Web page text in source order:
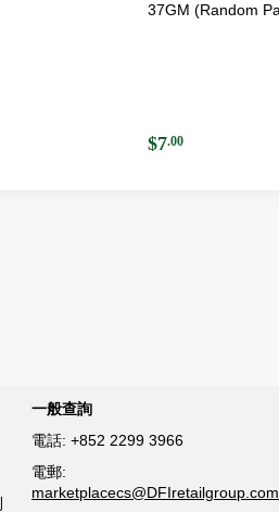
37GM (Random
$7.00
一般查詢
電話: +852 2299 3966
電郵:
marketplacecs@DFIretailgroup.com